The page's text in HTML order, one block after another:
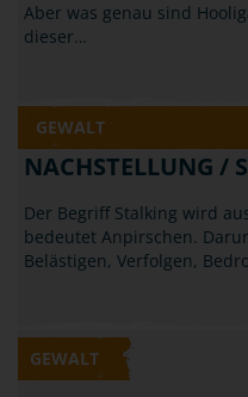
Aber was genau sind
dieser…
GEWALT
NACHSTELLUNG /
Der Begriff Stalking wird
bedeutet Anpirschen.
Belästigen, Verfolgen,
GEWALT